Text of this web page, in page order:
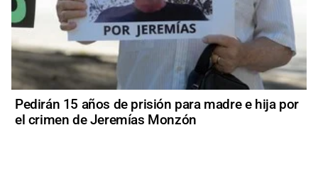
Pedirán 15 años de prisión para madre e hija por
el crimen de Jeremías Monzón